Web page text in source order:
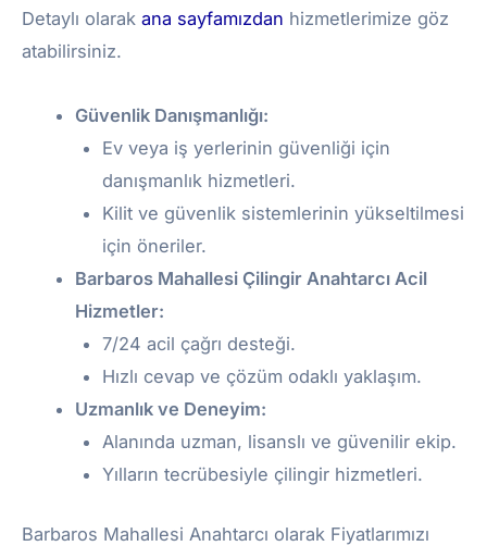
Detaylı olarak ana sayfamızdan hizmetlerimize göz
atabilirsiniz.
Güvenlik Danışmanlığı:
Ev veya iş yerlerinin güvenliği için
danışmanlık hizmetleri.
Kilit ve güvenlik sistemlerinin yükseltilmesi
için öneriler.
Barbaros Mahallesi Çilingir Anahtarcı Acil
Hizmetler:
7/24 acil çağrı desteği.
Hızlı cevap ve çözüm odaklı yaklaşım.
Uzmanlık ve Deneyim:
Alanında uzman, lisanslı ve güvenilir ekip.
Yılların tecrübesiyle çilingir hizmetleri.
Barbaros Mahallesi Anahtarcı olarak Fiyatlarımızı